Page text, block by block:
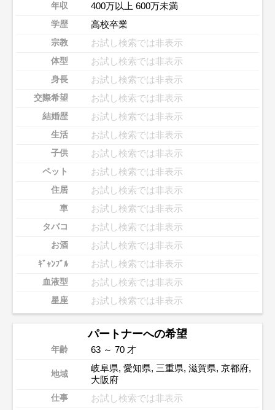
年収 400万以上 600万未満
学歴 高校卒業
宗教 お試し検索では非表示
体型 お試し検索では非表示
身長 お試し検索では非表示
交際希望 お試し検索では非表示
結婚歴 お試し検索では非表示
生活 お試し検索では非表示
子供 お試し検索では非表示
ペット お試し検索では非表示
住居 お試し検索では非表示
車 お試し検索では非表示
タバコ お試し検索では非表示
お酒 お試し検索では非表示
ｷﾞｬﾝﾌﾞﾙ お試し検索では非表示
血液型 お試し検索では非表示
星座 お試し検索では非表示
パートナーへの希望
年齢 63 ～ 70 才
地域
岐阜県, 愛知県, 三重県, 滋賀県, 京都府,
大阪府
仕事 お試し検索では非表示